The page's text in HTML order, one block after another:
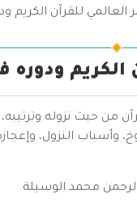
العالمي للقرآن الكريم
الكريم ودوره
من حيث نزوله
وأسباب النزول،
محمد الوسيلة